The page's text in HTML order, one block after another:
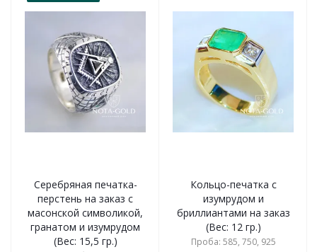
Серебряная печатка-
перстень на заказ с
масонской символикой,
гранатом и изумрудом
(Вес: 15,5 гр.)
Кольцо-печатка с
изумрудом и
бриллиантами на заказ
(Вес: 12 гр.)
Проба: 585, 750, 925